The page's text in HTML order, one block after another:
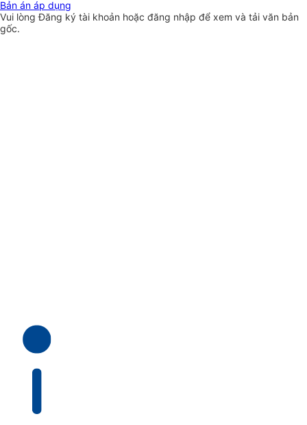
Bản án áp dụng
Vui lòngĐăng ký tài khoản hoặc đăng nhập để xem và tải văn bản
gốc.